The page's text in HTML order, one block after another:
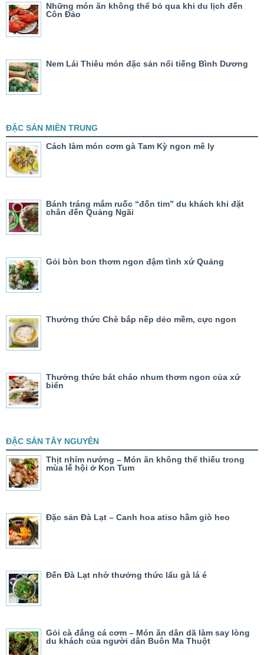
Những món ăn không thể bỏ qua khi du lịch đến
Côn Đảo
Nem Lái Thiêu món đặc sản nổi tiếng Bình Dương
ĐẶC SẢN MIỀN TRUNG
Cách làm món cơm gà Tam Kỳ ngon mê ly
Bánh tráng mắm ruốc “đốn tim” du khách khi đặt
chân đến Quảng Ngãi
Gỏi bòn bon thơm ngon đậm tình xứ Quảng
Thưởng thức Chè bắp nếp dẻo mềm, cực ngon
Thưởng thức bát cháo nhum thơm ngon của xứ
biển
ĐẶC SẢN TÂY NGUYÊN
Thịt nhím nướng – Món ăn không thể thiếu trong
mùa lễ hội ở Kon Tum
Đặc sản Đà Lạt – Canh hoa atiso hầm giò heo
Đến Đà Lạt nhớ thưởng thức lẩu gà lá é
Gỏi cà đắng cá cơm – Món ăn dân dã làm say lòng
du khách của người dân Buôn Ma Thuột